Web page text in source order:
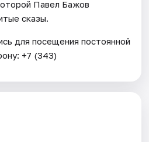
Павел Бажов
сказы.
для посещения постоянной
+7 (343)